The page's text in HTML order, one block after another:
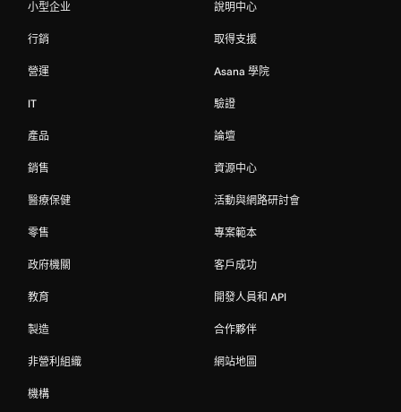
小型企业
行銷
營運
IT
產品
銷售
醫療保健
零售
政府機關
教育
製造
非營利組織
機構
說明中心
取得支援
Asana 學院
驗證
論壇
資源中心
活動與網路研討會
專案範本
客戶成功
開發人員和 API
合作夥伴
網站地圖